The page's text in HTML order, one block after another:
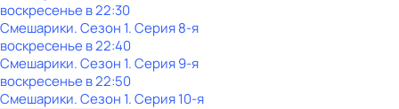
воскресенье в22:30
Смешарики. Сезон 1. Серия 8-я
воскресенье в22:40
Смешарики. Сезон 1. Серия 9-я
воскресенье в22:50
Смешарики. Сезон 1. Серия 10-я